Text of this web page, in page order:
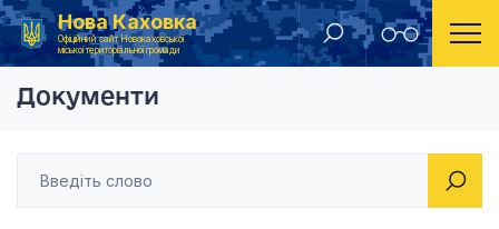
Нова Каховка
Офіційний сайт Новокаховської
міської територіальної громади
Головна Рішення Новокаховської міської ради 2022 рік Про надання
Документи